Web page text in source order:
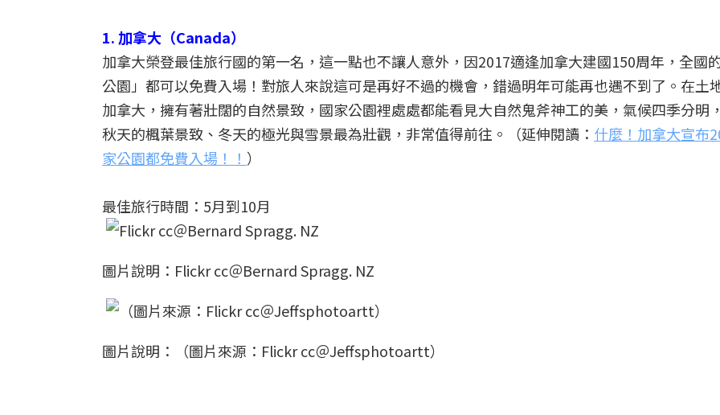
1.加拿大（Canada）
加拿大榮登最佳旅行國的第一名，這一點也不讓人意外，因2017適逢加拿大建國150周年，全國
公園」都可以免費入場！對旅人來說這可是再好不過的機會，錯過明年可能再也遇不到了。在土
加拿大，擁有著壯闊的自然景致，國家公園裡處處都能看見大自然鬼斧神工的美，氣候四季分明
秋天的楓葉景致、冬天的極光與雪景最為壯觀，非常值得前往。（延伸閱讀： 什麼！加拿大宣布
家公園都免費入場！！ ）
最佳旅行時間：5月到10月
圖片說明：Flickr cc＠Bernard Spragg. NZ
圖片說明：（圖片來源：Flickr cc＠Jeffsphotoartt）